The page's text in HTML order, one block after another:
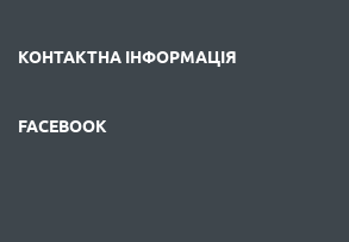
КОНТАКТНА ІНФОРМАЦІЯ
FACEBOOK